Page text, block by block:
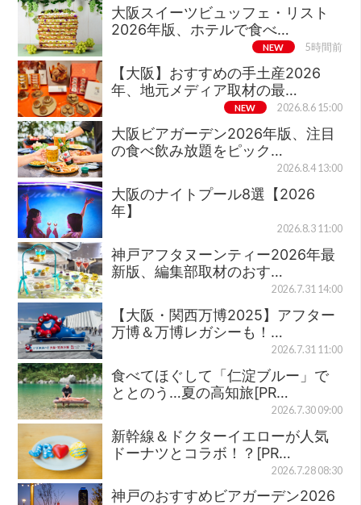
大阪スイーツビュッフェ・リスト
2026年版、ホテルで食べ…
NEW 5時間前
【大阪】おすすめの手土産2026
年、地元メディア取材の最…
NEW 2026.8.6 15:00
大阪ビアガーデン2026年版、注目
の食べ飲み放題をピック…
2026.8.4 13:00
大阪のナイトプール8選【2026
年】
2026.8.3 11:00
神戸アフタヌーンティー2026年最
新版、編集部取材のおす…
2026.7.31 14:00
【大阪・関西万博2025】アフター
万博＆万博レガシーも！…
2026.7.31 11:00
食べてほぐして「仁淀ブルー」で
ととのう…夏の高知旅[PR…
2026.7.30 09:00
新幹線＆ドクターイエローが人気
ドーナツとコラボ！？[PR…
2026.7.28 08:30
神戸のおすすめビアガーデン2026